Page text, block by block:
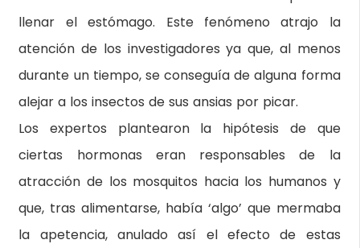
llenar el estómago. Este fenómeno atrajo la
atención de los investigadores ya que, al menos
durante un tiempo, se conseguía de alguna forma
alejar a los insectos de sus ansias por picar.
Los expertos plantearon la hipótesis de que
ciertas hormonas eran responsables de la
atracción de los mosquitos hacia los humanos y
que, tras alimentarse, había ‘algo’ que mermaba
la apetencia, anulado así el efecto de estas